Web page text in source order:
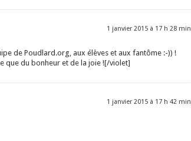
1 janvier 2015 à 17 h 28 min
de Poudlard.org, aux élèves et aux fantôme :-)) !
que du bonheur et de la joie ![/violet]
1 janvier 2015 à 17 h 42 min